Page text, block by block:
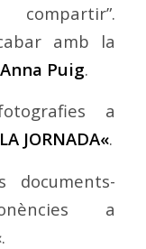
amb la
Anna Puig.
a
JORNADA«.
documents-
a